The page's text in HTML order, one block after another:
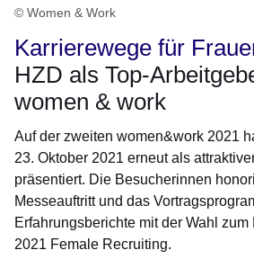
© Women & Work
Karrierewege für
HZD als Top-
women & work
Auf der zweiten women&work 2021
23. Oktober 2021 erneut als
präsentiert. Die Besucherinnen
Messeauftritt und das
Erfahrungsberichte mit der Wahl
2021 Female Recruiting.